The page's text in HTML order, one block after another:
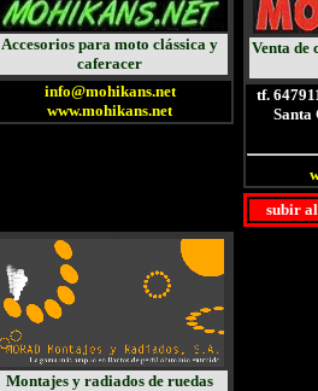
Accesorios para moto clássica y
caferacer
info@mohikans.net
www.mohikans.net
Venta de
tf.
Santa
subir
Montajes y radiados de ruedas